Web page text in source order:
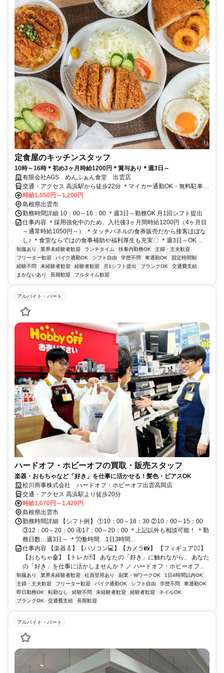
定食屋のキッチンスタッフ
10時～16時＊初め3ヶ月時給1200円＊賞与あり＊週3日～
有限会社AGS めんふぁん食堂 出雲店
交通・アクセス 高浜駅から徒歩22分 ＊マイカー通勤OK・無料駐車場
完備（面接時も可）
時給1,050円～1,200円
島根県出雲市
勤務時間詳細 10：00～16：00 ＊週3日～勤務OK 月1回シフト提出
仕事内容 ＊採用強化中のため、入社後3ヶ月間時給1200円（4ヶ月目
～通常時給1050円～） ＊タッチパネルの食券販売だから接客ほぼな
し♪ ＊食堂ならではの食事補助や福利厚生も充実〇 ＊週3日～OK ...
制服あり 業界未経験者歓迎 ランチタイム 扶養内勤務OK
主婦・主夫歓迎
フリーター歓迎
バイク通勤OK シフト自由 学歴不問 車通勤OK
固定時間制
経験不問
未経験者歓迎 経験者歓迎 月1シフト提出 ブランクOK
交通費支給
まかないあり
長期歓迎 フルタイム歓迎
アルバイト・パート
ハードオフ・ホビーオフの買取・販売スタッフ
楽器・おもちゃなど「好き」を仕事に活かせる！髪色・ピアスOK
松川商事株式会社 ハードオフ・ホビーオフ出雲高岡店
交通・アクセス 高浜駅より徒歩20分
時給1,070円～1,420円
島根県出雲市
勤務時間詳細 【シフト例】 ①10：00～18：30 ②10：00～15：00
③12：00～20：00 ④17：00～20：00 ＊上記以外も相談可能！ ＊勤
務日数…週3日～ ＊労働時間…1日3時間...
仕事内容 【楽器🎸】【パソコン💻】【カメラ📸】 【フィギュア🦸‍♂️】
【おもちゃ🤖】【トレカ🃏】 あなたの「好き」に触れながら、 あなた
の「好き」を仕事に活かしませんか？ ／ ハードオフ・ホビーオフ...
制服あり 業界未経験者歓迎 社員登用あり 副業・WワークOK
1日4時間以内OK
主婦・主夫歓迎
フリーター歓迎 バイク通勤OK シフト自由 学歴不問
車通勤OK
即日勤務OK
転勤なし 経験不問 未経験者歓迎 経験者歓迎
ネイルOK
ブランクOK
交通費支給 長期歓迎
アルバイト・パート